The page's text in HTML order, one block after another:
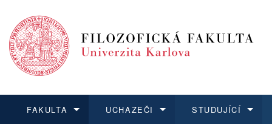
FAKULTA UCHAZEČI STUDUJÍCÍ